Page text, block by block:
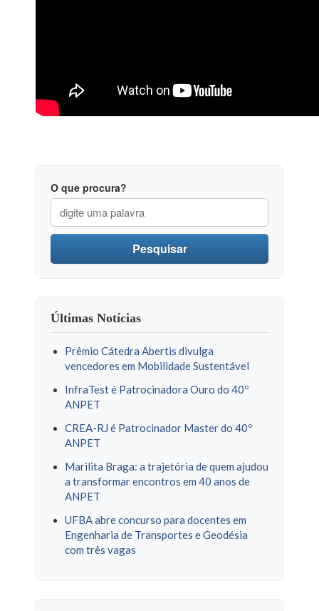
O que procura?
Pesquisar
Últimas Notícias
Prêmio Cátedra Abertis divulga
vencedores em Mobilidade Sustentável
InfraTest é Patrocinadora Ouro do 40º
ANPET
CREA-RJ é Patrocinador Master do 40º
ANPET
Marilita Braga: a trajetória de quem ajudou
a transformar encontros em 40 anos de
ANPET
UFBA abre concurso para docentes em
Engenharia de Transportes e Geodésia
com três vagas